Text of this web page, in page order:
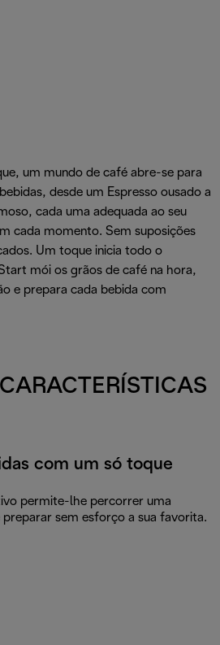
um mundo de café abre-se para
desde um Espresso ousado a
cada uma adequada ao seu
cada momento. Sem suposições
Um toque inicia todo o
mói os grãos de café na hora,
e prepara cada bebida com
com um só toque
permite-lhe percorrer uma
preparar sem esforço a sua favorita.